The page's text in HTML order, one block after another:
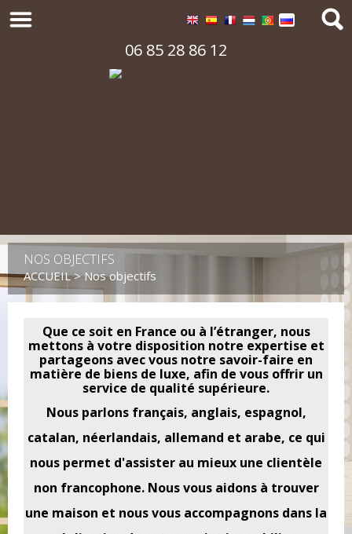
06 85 28 86 12
NOS OBJECTIFS
ACCUEIL> Nos objectifs
Que ce soit en France ou à l’étranger, nous
mettons à votre disposition notre expertise et
partageons avec vous notre savoir-faire en
matière de biens de luxe, afin de vous offrir un
service de qualité supérieure.
Nous parlons français, anglais, espagnol,
catalan, néerlandais, allemand et arabe, ce qui
nous permet d'assister au mieux une clientèle
non francophone. Nous vous aidons à trouver
une maison et nous vous accompagnons dans la